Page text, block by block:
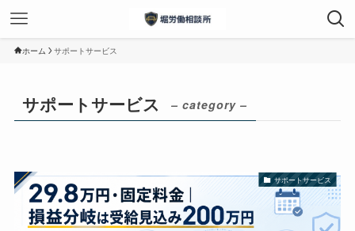
ホーム サポートサービス
サポートサービス – category –
サポートサービス